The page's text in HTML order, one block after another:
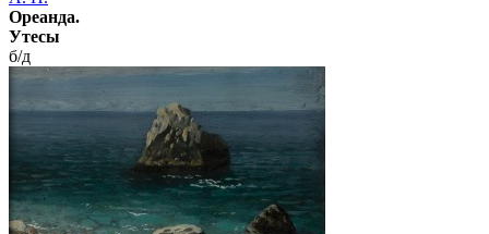
Ореанда.
Утесы
б/д